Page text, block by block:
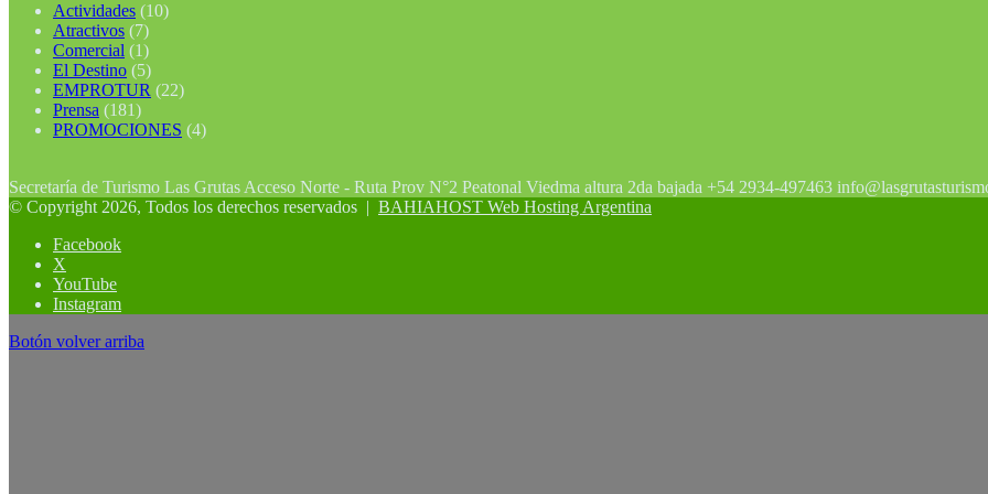
Actividades (10)
Atractivos (7)
Comercial (1)
El Destino (5)
EMPROTUR (22)
Prensa (181)
PROMOCIONES (4)
Secretaría de Turismo Las Grutas Acceso Norte - Ruta Prov N°2 Peatonal Viedma altura 2da bajada +54 2934-497463
© Copyright 2026, Todos los derechos reservados | BAHIAHOST Web Hosting Argentina
Facebook
X
YouTube
Instagram
Botón volver arriba